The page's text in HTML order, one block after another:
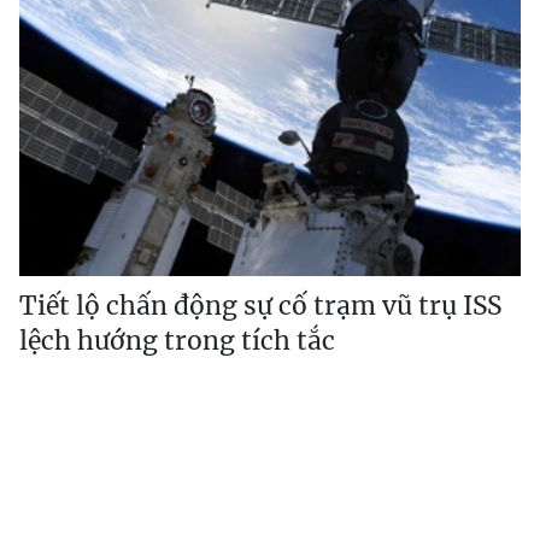
Tiết lộ chấn động sự cố trạm vũ trụ ISS
lệch hướng trong tích tắc